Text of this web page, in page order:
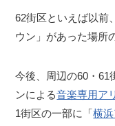
62街区といえば以前
ウン」があった場所
今後、周辺の60・61
ンによる音楽専用ア
1街区の一部に「横